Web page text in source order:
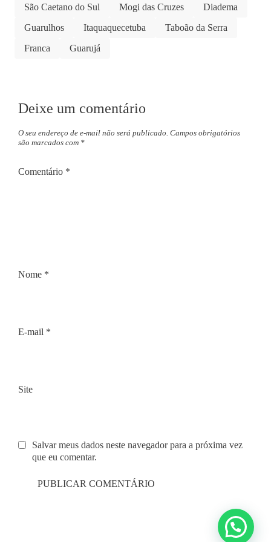
São Caetano do Sul Mogi das Cruzes
Diadema
Guarulhos
Itaquaquecetuba
Taboão da Serra
Franca
Guarujá
Deixe um comentário
O seu endereço de e-mail não será publicado. Campos obrigatórios
são marcados com *
Comentário *
Nome *
E-mail *
Site
Salvar meus dados neste navegador para a próxima vez
que eu comentar.